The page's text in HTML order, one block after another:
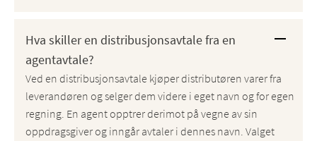
Hva skiller en distribusjonsavtale fra en
agentavtale?
Ved en distribusjonsavtale kjøper distributøren varer fra
leverandøren og selger dem videre i eget navn og for egen
regning. En agent opptrer derimot på vegne av sin
oppdragsgiver og inngår avtaler i dennes navn. Valget